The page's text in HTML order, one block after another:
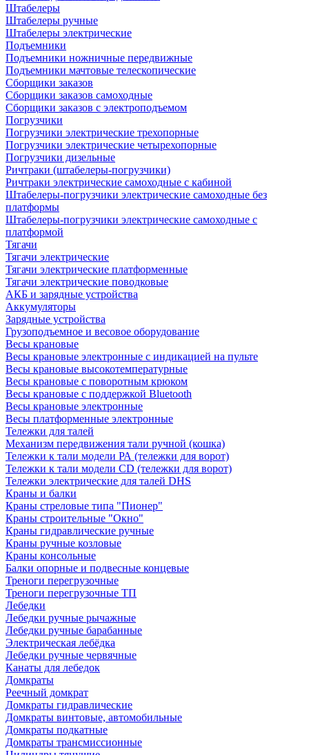
Штабелеры
Штабелеры ручные
Штабелеры электрические
Подъемники
Подъемники ножничные передвижные
Подъемники мачтовые телескопические
Сборщики заказов
Сборщики заказов самоходные
Сборщики заказов с электроподъемом
Погрузчики
Погрузчики электрические трехопорные
Погрузчики электрические четырехопорные
Погрузчики дизельные
Ричтраки (штабелеры-погрузчики)
Ричтраки электрические самоходные с кабиной
Штабелеры-погрузчики электрические самоходные без
платформы
Штабелеры-погрузчики электрические самоходные с
платформой
Тягачи
Тягачи электрические
Тягачи электрические платформенные
Тягачи электрические поводковые
АКБ и зарядные устройства
Аккумуляторы
Зарядные устройства
Грузоподъемное и весовое оборудование
Весы крановые
Весы крановые электронные с индикацией на пульте
Весы крановые высокотемпературные
Весы крановые с поворотным крюком
Весы крановые с поддержкой Bluetooth
Весы крановые электронные
Весы платформенные электронные
Тележки для талей
Механизм передвижения тали ручной (кошка)
Тележки к тали модели РА (тележки для ворот)
Тележки к тали модели CD (тележки для ворот)
Тележки электрические для талей DHS
Краны и балки
Краны стреловые типа "Пионер"
Краны строительные "Окно"
Краны гидравлические ручные
Краны ручные козловые
Краны консольные
Балки опорные и подвесные концевые
Треноги перегрузочные
Треноги перегрузочные ТП
Лебедки
Лебедки ручные рычажные
Лебедки ручные барабанные
Электрическая лебёдка
Лебедки ручные червячные
Канаты для лебедок
Домкраты
Реечный домкрат
Домкраты гидравлические
Домкраты винтовые, автомобильные
Домкраты подкатные
Домкраты трансмиссионные